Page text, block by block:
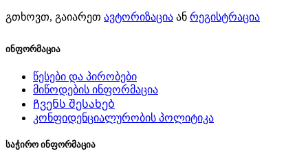
გთხოვთ, გაიარეთ ავტორიზაცია ან რეგისტრაცია
ინფორმაცია
წესები და პირობები
მიწოდების ინფორმაცია
Ჩვენს შესახებ
კონფიდენციალურობის პოლიტიკა
საჭირო ინფორმაცია